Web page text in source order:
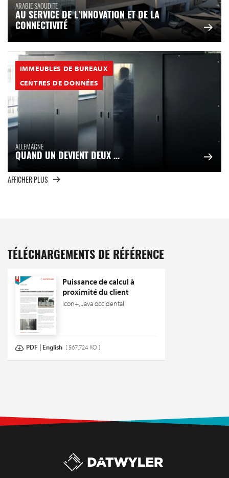
ARABIE SAOUDITE
AU SERVICE DE L’INNOVATION ET DE LA
CONNECTIVITÉ
IMMEUBLES DE BUREAUX
CENTRES DE DONNÉES
ALLEMAGNE
QUAND UN DEVIENT DEUX …
AFFICHER PLUS
TÉLÉCHARGEMENTS DE RÉFÉRENCE
Puissance de calcul à
proximité du client
Icon+, Java occidental
PDF | English [ 567,724 KO ]